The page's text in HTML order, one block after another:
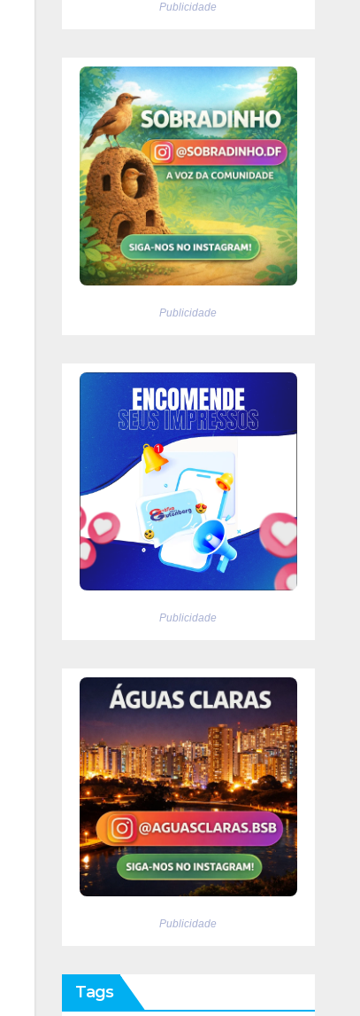
Publicidade
Publicidade
Publicidade
Publicidade
Tags